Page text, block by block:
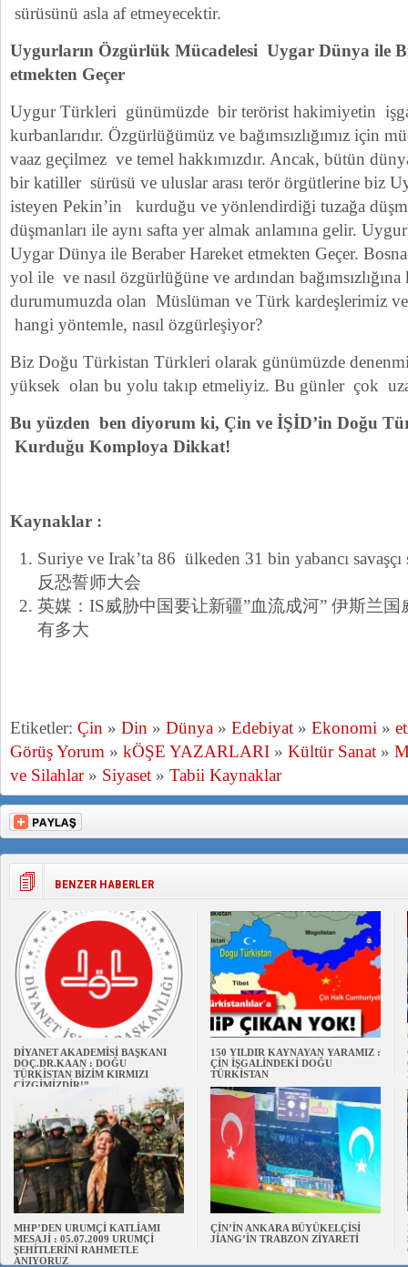
sürüsünü asla af etmeyecektir.
Uygurların Özgürlük Mücadelesi Uygar Dünya ile
etmekten Geçer
Uygur Türkleri günümüzde bir terörist hakimiyetin
kurbanlarıdır. Özgürlüğümüz ve bağımsızlığımız için
vaaz geçilmez ve temel hakkımızdır. Ancak, bütün
bir katiller sürüsü ve uluslar arası terör örgütlerine biz
isteyen Pekin’in kurduğu ve yönlendirdiği tuzağa
düşmanları ile aynı safta yer almak anlamına gelir.
Uygar Dünya ile Beraber Hareket etmekten Geçer.
yol ile ve nasıl özgürlüğüne ve ardından
durumumuzda olan Müslüman ve Türk kardeşlerimiz
hangi yöntemle, nasıl özgürleşiyor?
Biz Doğu Türkistan Türkleri olarak günümüzde
yüksek olan bu yolu takıp etmeliyiz. Bu günler çok
Bu yüzden ben diyorum ki, Çin ve İŞİD’in Doğu
Kurduğu Komploya Dikkat!
Kaynaklar :
Suriye ve Irak’ta 86 ülkeden 31 bin yabancı
反恐誓师大会
英媒：IS威胁中国要让新疆”血流成河” 伊斯兰
有多大
Etiketler: Çin » Din » Dünya » Edebiyat » Ekonomi »
Görüş Yorum » kÖŞE YAZARLARI » Kültür Sanat »
ve Silahlar» Siyaset » Tabii Kaynaklar
BENZER HABERLER
DİYANET AKADEMİSİ BAŞKANI
DOÇ.DR.KAAN : DOĞU
TÜRKİSTAN BİZİM KIRMIZI
ÇİZGİMİZDİR!”
150 YILDIR KAYNAYAN YARAMIZ :
ÇİN İŞGALİNDEKİ DOĞU
TÜRKİSTAN
MHP’DEN URUMÇİ KATLİAMI
MESAJİ : 05.07.2009 URUMÇİ
ŞEHİTLERİNİ RAHMETLE
ANIYORUZ
ÇİN’İN ANKARA BÜYÜKELÇİSİ
JİANG’İN TRABZON ZİYARETİ